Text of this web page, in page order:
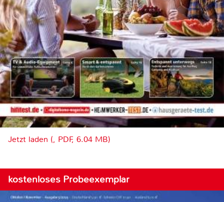
Jetzt laden (, PDF, 6.04 MB)
kostenloses Probeexemplar